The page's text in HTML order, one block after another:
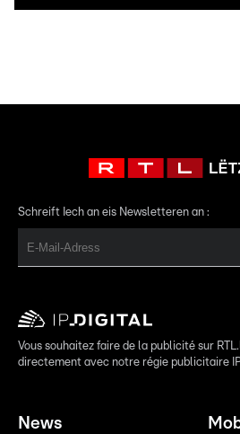
Schreift Iech an eis Newsletteren an :
Vous souhaitez faire de la publicité sur
directement avec notre régie publicitaire
News